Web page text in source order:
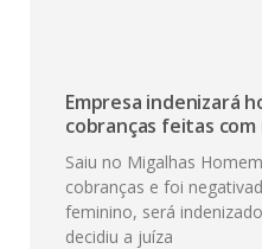
Empresa indenizará
cobranças feitas
Saiu no Migalhas
cobranças e foi
feminino, será
decidiu a juíza